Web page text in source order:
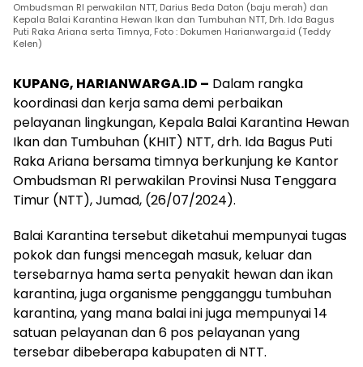
Ombudsman RI perwakilan NTT, Darius Beda Daton (baju merah) dan
Kepala Balai Karantina Hewan Ikan dan Tumbuhan NTT, Drh. Ida Bagus
Puti Raka Ariana serta Timnya, Foto : Dokumen Harianwarga.id (Teddy
Kelen)
KUPANG, HARIANWARGA.ID – Dalam rangka
koordinasi dan kerja sama demi perbaikan
pelayanan lingkungan, Kepala Balai Karantina Hewan
Ikan dan Tumbuhan (KHIT) NTT, drh. Ida Bagus Puti
Raka Ariana bersama timnya berkunjung ke Kantor
Ombudsman RI perwakilan Provinsi Nusa Tenggara
Timur (NTT), Jumad, (26/07/2024).
Balai Karantina tersebut diketahui mempunyai tugas
pokok dan fungsi mencegah masuk, keluar dan
tersebarnya hama serta penyakit hewan dan ikan
karantina, juga organisme pengganggu tumbuhan
karantina, yang mana balai ini juga mempunyai 14
satuan pelayanan dan 6 pos pelayanan yang
tersebar dibeberapa kabupaten di NTT.